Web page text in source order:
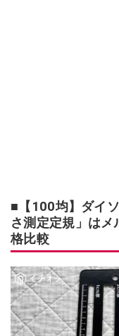
■【100均】ダイ
さ測定定規」は
格比較